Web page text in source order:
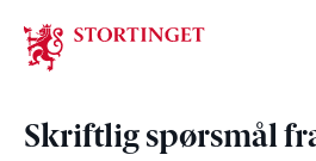
Stortinget.no
Skriftlig spørsmål